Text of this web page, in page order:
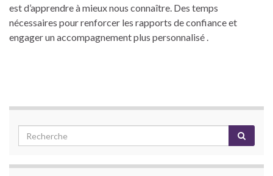
est d’apprendre à mieux nous connaître. Des temps
nécessaires pour renforcer les rapports de confiance et
engager un accompagnement plus personnalisé .